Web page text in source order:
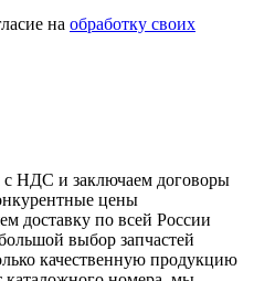
на обработку своих
с НДС и заключаем договоры
цены
доставку по всей России
выбор запчастей
качественную продукцию